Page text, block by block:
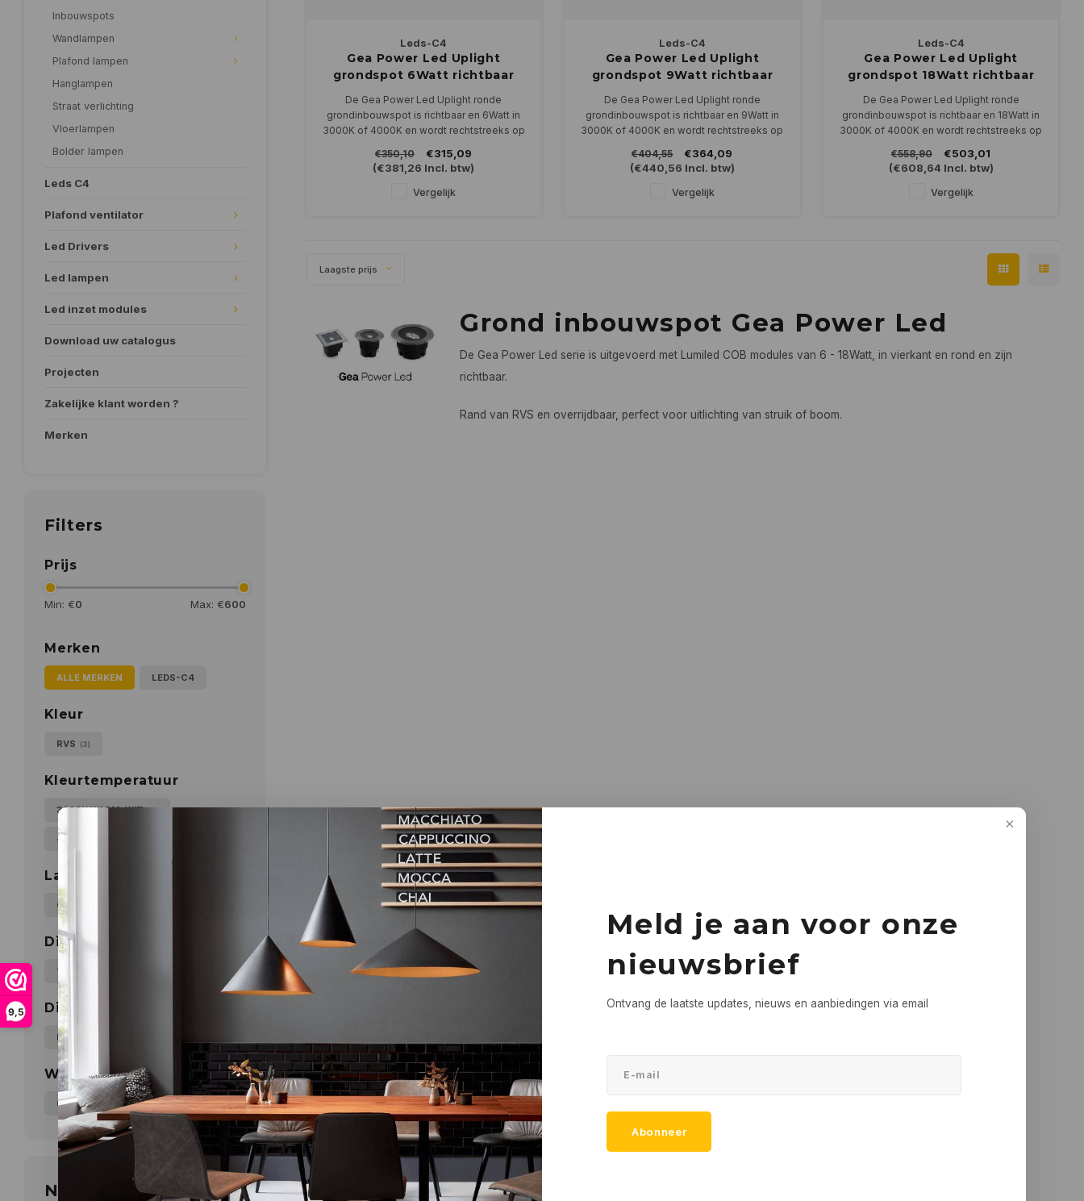
Meld je aan voor onze
nieuwsbrief
Ontvang de laatste updates, nieuws en aanbiedingen via email
Abonneer
9,5
Inbouwspots
Wandlampen
Plafond lampen
Hanglampen
Straat verlichting
Vloerlampen
Bolder lampen
Leds C4
Plafond ventilator
Led Drivers
Led lampen
Led inzet modules
Download uw catalogus
Projecten
Zakelijke klant worden ?
Merken
Filters
Prijs
Min: €0 Max: €600
Merken
ALLE MERKEN LEDS-C4
Kleur
RVS (3)
Kleurtemperatuur
3000K WARM-WIT (3)
4000K KOEL WIT
Lampvoet-led module
COB LED MODULE
Diameter
11-15CM
Dimbaar
NIET DIMBAAR
Wattage
6-10WATT 16-20WATT (1)
Nieuwsbrief
Leds-C4
Gea Power Led Uplight
grondspot 6Watt richtbaar
De Gea Power Led Uplight ronde
grondinbouwspot is richtbaar en 6Watt in
3000K of 4000K en wordt rechtstreeks op
€350,10
€315,09
(€381,26 Incl. btw)
Vergelijk
Leds-C4
Gea Power Led Uplight
grondspot 9Watt richtbaar
De Gea Power Led Uplight ronde
grondinbouwspot is richtbaar en 9Watt in
3000K of 4000K en wordt rechtstreeks op
€404,55
€364,09
(€440,56 Incl. btw)
Vergelijk
Leds-C4
Gea Power Led Uplight
grondspot 18Watt richtbaar
De Gea Power Led Uplight ronde
grondinbouwspot is richtbaar en 18Watt in
3000K of 4000K en wordt rechtstreeks op
€558,90
€503,01
(€608,64 Incl. btw)
Vergelijk
Laagste prijs
Grond inbouwspot Gea Power Led
De Gea Power Led serie is uitgevoerd met Lumiled COB modules van 6 - 18Watt, in vierkant en rond en zijn
richtbaar.
Rand van RVS en overrijdbaar, perfect voor uitlichting van struik of boom.